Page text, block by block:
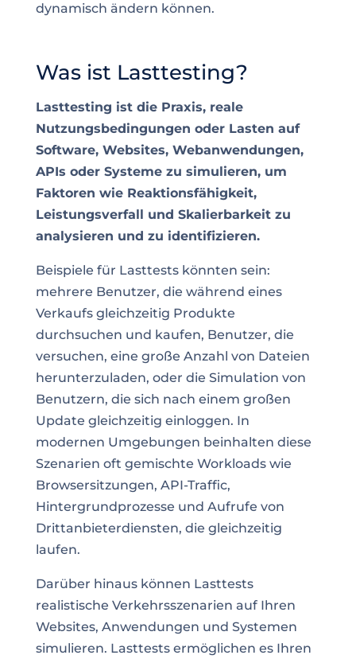
dynamisch ändern können.
Was ist Lasttesting?
Lasttesting ist die Praxis, reale
Nutzungsbedingungen oder Lasten auf
Software, Websites, Webanwendungen,
APIs oder Systeme zu simulieren, um
Faktoren wie Reaktionsfähigkeit,
Leistungsverfall und Skalierbarkeit zu
analysieren und zu identifizieren.
Beispiele für Lasttests könnten sein:
mehrere Benutzer, die während eines
Verkaufs gleichzeitig Produkte
durchsuchen und kaufen, Benutzer, die
versuchen, eine große Anzahl von Dateien
herunterzuladen, oder die Simulation von
Benutzern, die sich nach einem großen
Update gleichzeitig einloggen. In
modernen Umgebungen beinhalten diese
Szenarien oft gemischte Workloads wie
Browsersitzungen, API-Traffic,
Hintergrundprozesse und Aufrufe von
Drittanbieterdiensten, die gleichzeitig
laufen.
Darüber hinaus können Lasttests
realistische Verkehrsszenarien auf Ihren
Websites, Anwendungen und Systemen
simulieren. Lasttests ermöglichen es Ihren